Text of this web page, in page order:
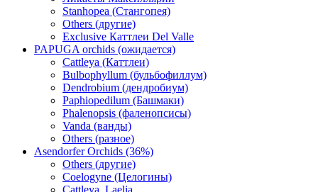
Stanhopea (Стангопея)
Others (другие)
Exclusive Каттлеи Del Valle
PAPUGA orchids (ожидается)
Cattleya (Каттлеи)
Bulbophyllum (бульбофиллум)
Dendrobium (дендробиум)
Paphiopedilum (Башмаки)
Phalenopsis (фаленопсисы)
Vanda (ванды)
Others (разное)
Asendorfer Orchids (36%)
Others (другие)
Coelogyne (Целогины)